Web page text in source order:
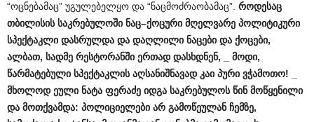
“ოცნებამაც” უგულებელყო და “ნაცმოძრაობამაც”. როდესაც
თბილისის საკრებულოში ნაც–ქოცური მღელვარე პოლიტიკური
სპექტაკლი დასრულდა და დაღლილი ნაცები და ქოცები,
ალბათ, სადმე რესტორანში ერთად დასხდნენ, _ მოდი,
წარმატებული სპექტაკლის აღსანიშნავად კაი პური ვჭამოთო! _
მხოლოდ ეული ნატა ფერაძე იდგა საკრებულოს წინ მოწყენილი
და მოთქვამდა: პოლიციელები არ გამოწეულან ჩემზე,